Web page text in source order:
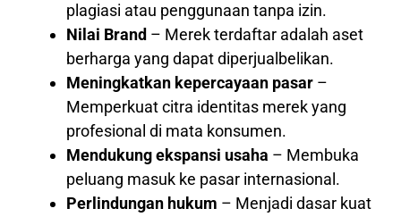
plagiasi atau penggunaan tanpa izin.
Nilai Brand – Merek terdaftar adalah aset
berharga yang dapat diperjualbelikan.
Meningkatkan kepercayaan pasar –
Memperkuat citra identitas merek yang
profesional di mata konsumen.
Mendukung ekspansi usaha – Membuka
peluang masuk ke pasar internasional.
Perlindungan hukum – Menjadi dasar kuat